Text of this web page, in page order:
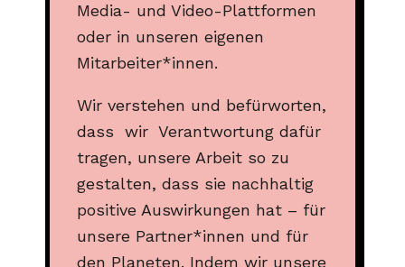
Media- und Video-Plattformen
oder in unseren eigenen
Mitarbeiter*innen.
Wir verstehen und befürworten,
dass wir Verantwortung dafür
tragen, unsere Arbeit so zu
gestalten, dass sie nachhaltig
positive Auswirkungen hat – für
unsere Partner*innen und für
den Planeten. Indem wir unsere